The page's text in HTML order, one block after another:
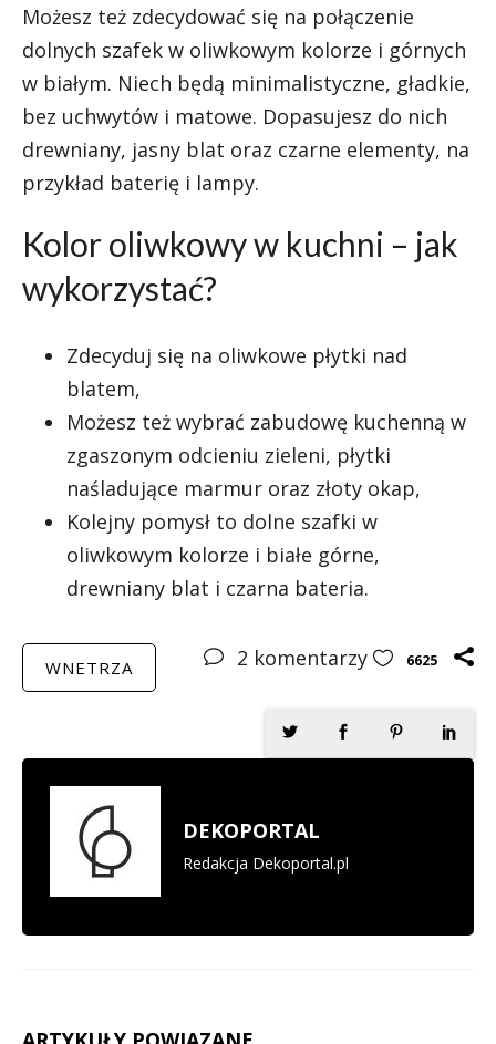
Możesz też zdecydować się na połączenie
dolnych szafek w oliwkowym kolorze i górnych
w białym. Niech będą minimalistyczne, gładkie,
bez uchwytów i matowe. Dopasujesz do nich
drewniany, jasny blat oraz czarne elementy, na
przykład baterię i lampy.
Kolor oliwkowy w kuchni – jak
wykorzystać?
Zdecyduj się na oliwkowe płytki nad
blatem,
Możesz też wybrać zabudowę kuchenną w
zgaszonym odcieniu zieleni, płytki
naśladujące marmur oraz złoty okap,
Kolejny pomysł to dolne szafki w
oliwkowym kolorze i białe górne,
drewniany blat i czarna bateria.
WNETRZA 2 komentarzy 6625
DEKOPORTAL
Redakcja Dekoportal.pl